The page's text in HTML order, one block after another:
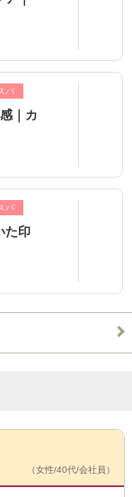
パ
｜カ
パ
た印
（女性/40代/会社員）